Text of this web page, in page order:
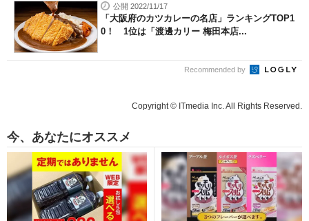
公開 2022/11/17
「大阪府のカツカレーの名店」ランキングTOP1
0！ 1位は「渡邊カリー 梅田本店...
Recommended by
Copyright © ITmedia Inc. All Rights Reserved.
今、あなたにオススメ